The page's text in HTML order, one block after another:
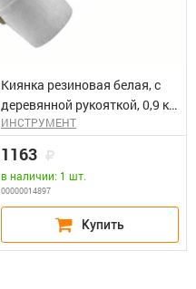
Киянка резиновая белая, с
деревянной рукояткой, 0,9 кг
ЗУБР "МАСТЕР"
ИНСТРУМЕНТ
1163
в наличии: 1 шт.
00000014897